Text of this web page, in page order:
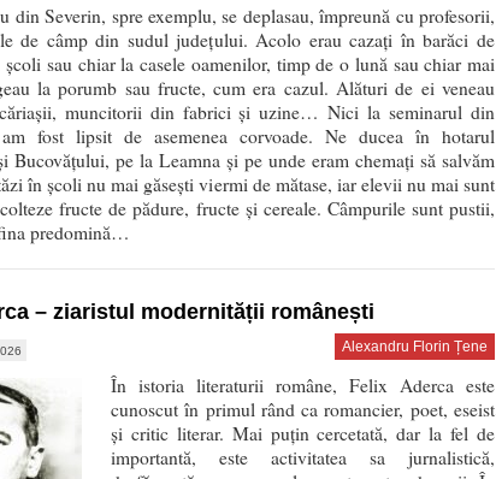
din Severin, spre exemplu, se deplasau, împreună cu profesorii,
de câmp din sudul județului. Acolo erau cazați în barăci de
sau chiar la casele oamenilor, timp de o lună sau chiar mai
la porumb sau fructe, cum era cazul. Alături de ei veneau
muncitorii din fabrici și uzine… Nici la seminarul din
fost lipsit de asemenea corvoade. Ne ducea în hotarul
Bucovățului, pe la Leamna și pe unde eram chemați să salvăm
în școli nu mai găsești viermi de mătase, iar elevii nu mai sunt
fructe de pădure, fructe și cereale. Câmpurile sunt pustii,
predomină…
– ziaristul modernității românești
Alexandru Florin Țene
În istoria literaturii române, Felix Aderca este
cunoscut în primul rând ca romancier, poet, eseist
și critic literar. Mai puțin cercetată, dar la fel de
importantă, este activitatea sa jurnalistică,